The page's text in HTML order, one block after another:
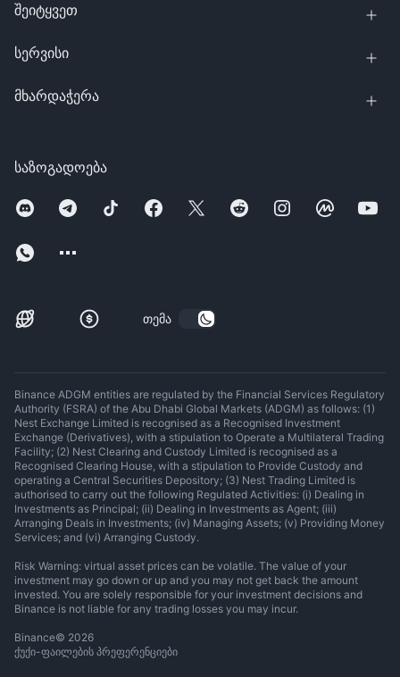
საზოგადოება
თემა
შეიტყვეთ
სერვისი
მხარდაჭერა
Binance ADGM entities are regulated by the Financial Services Regulatory
Authority (FSRA) of the Abu Dhabi Global Markets (ADGM) as follows: (1)
Nest Exchange Limited is recognised as a Recognised Investment
Exchange (Derivatives), with a stipulation to Operate a Multilateral Trading
Facility; (2) Nest Clearing and Custody Limited is recognised as a
Recognised Clearing House, with a stipulation to Provide Custody and
operating a Central Securities Depository; (3) Nest Trading Limited is
authorised to carry out the following Regulated Activities: (i) Dealing in
Investments as Principal; (ii) Dealing in Investments as Agent; (iii)
Arranging Deals in Investments; (iv) Managing Assets; (v) Providing Money
Services; and (vi) Arranging Custody.
Risk Warning: virtual asset prices can be volatile. The value of your
investment may go down or up and you may not get back the amount
invested. You are solely responsible for your investment decisions and
Binance is not liable for any trading losses you may incur.
Binance© 2026
ქუქი-ფაილების პრეფერენციები